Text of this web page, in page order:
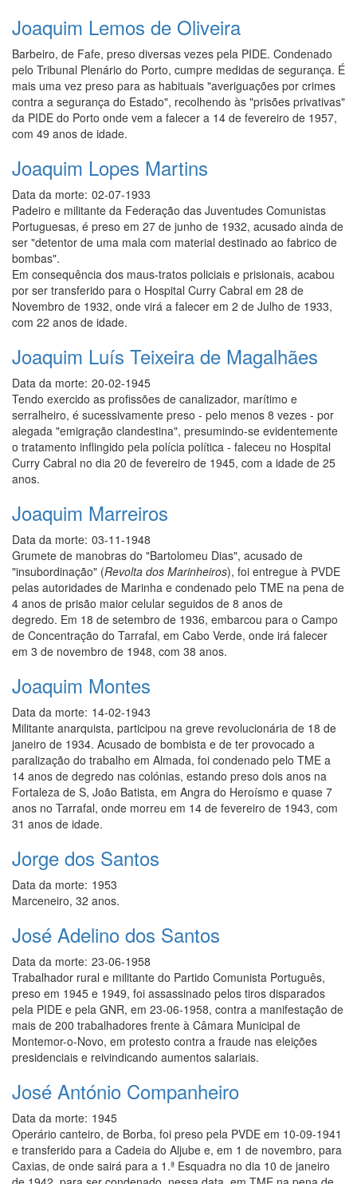
Joaquim Lemos de Oliveira
Barbeiro, de Fafe, preso diversas vezes pela PIDE. Condenado
pelo Tribunal Plenário do Porto, cumpre medidas de segurança. É
mais uma vez preso para as habituais "averiguações por crimes
contra a segurança do Estado", recolhendo às "prisões privativas"
da PIDE do Porto onde vem a falecer a 14 de fevereiro de 1957,
com 49 anos de idade.
Joaquim Lopes Martins
Data da morte: 02-07-1933
Padeiro e militante da Federação das Juventudes Comunistas
Portuguesas, é preso em 27 de junho de 1932, acusado ainda de
ser "detentor de uma mala com material destinado ao fabrico de
bombas".
Em consequência dos maus-tratos policiais e prisionais, acabou
por ser transferido para o Hospital Curry Cabral em 28 de
Novembro de 1932, onde virá a falecer em 2 de Julho de 1933,
com 22 anos de idade.
Joaquim Luís Teixeira de Magalhães
Data da morte: 20-02-1945
Tendo exercido as profissões de canalizador, marítimo e
serralheiro, é sucessivamente preso - pelo menos 8 vezes - por
alegada "emigração clandestina", presumindo-se evidentemente
o tratamento inflingido pela polícia política - faleceu no Hospital
Curry Cabral no dia 20 de fevereiro de 1945, com a idade de 25
anos.
Joaquim Marreiros
Data da morte: 03-11-1948
Grumete de manobras do "Bartolomeu Dias", acusado de
"insubordinação" (Revolta dos Marinheiros), foi entregue à PVDE
pelas autoridades de Marinha e condenado pelo TME na pena de
4 anos de prisão maior celular seguidos de 8 anos de
degredo. Em 18 de setembro de 1936, embarcou para o Campo
de Concentração do Tarrafal, em Cabo Verde, onde irá falecer
em 3 de novembro de 1948, com 38 anos.
Joaquim Montes
Data da morte: 14-02-1943
Militante anarquista, participou na greve revolucionária de 18 de
janeiro de 1934. Acusado de bombista e de ter provocado a
paralização do trabalho em Almada, foi condenado pelo TME a
14 anos de degredo nas colónias, estando preso dois anos na
Fortaleza de S, João Batista, em Angra do Heroísmo e quase 7
anos no Tarrafal, onde morreu em 14 de fevereiro de 1943, com
31 anos de idade.
Jorge dos Santos
Data da morte: 1953
Marceneiro, 32 anos.
José Adelino dos Santos
Data da morte: 23-06-1958
Trabalhador rural e militante do Partido Comunista Português,
preso em 1945 e 1949, foi assassinado pelos tiros disparados
pela PIDE e pela GNR, em 23-06-1958, contra a manifestação de
mais de 200 trabalhadores frente à Câmara Municipal de
Montemor-o-Novo, em protesto contra a fraude nas eleições
presidenciais e reivindicando aumentos salariais.
José António Companheiro
Data da morte: 1945
Operário canteiro, de Borba, foi preso pela PVDE em 10-09-1941
e transferido para a Cadeia do Aljube e, em 1 de novembro, para
Caxias, de onde sairá para a 1.ª Esquadra no dia 10 de janeiro